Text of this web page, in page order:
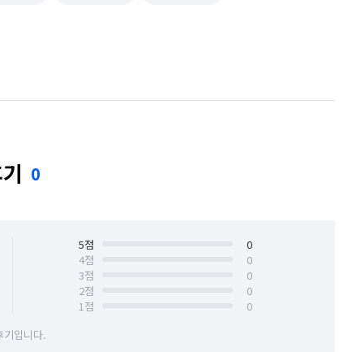
서울 동대문구
서울 성동구
울 용산구
0
5점
0
4점
0
3점
0
2점
0
1점
0
입니다.